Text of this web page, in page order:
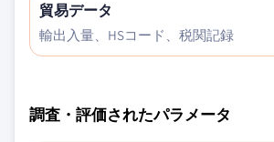
貿易データ
輸出入量、HSコード、税関記録
調査・評価されたパラメータ